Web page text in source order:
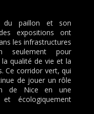
du paillon et son
expositions ont
les infrastructures
seulement pour
la qualité de vie et la
Ce corridor vert, qui
de jouer un rôle
de Nice en une
écologiquement